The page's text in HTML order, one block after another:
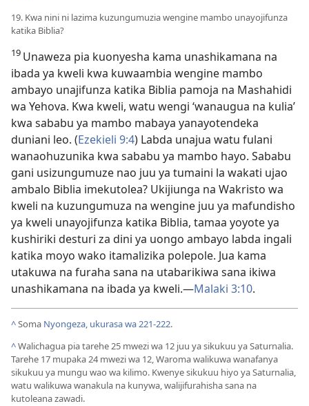
19. Kwa nini ni lazima kuzungumuzia wengine mambo unayojifunza
katika Biblia?
19 Unaweza pia kuonyesha kama unashikamana na
ibada ya kweli kwa kuwaambia wengine mambo
ambayo unajifunza katika Biblia pamoja na Mashahidi
wa Yehova. Kwa kweli, watu wengi ‘wanaugua na kulia’
kwa sababu ya mambo mabaya yanayotendeka
duniani leo. (Ezekieli 9:4) Labda unajua watu fulani
wanaohuzunika kwa sababu ya mambo hayo. Sababu
gani usizungumuze nao juu ya tumaini la wakati ujao
ambalo Biblia imekutolea? Ukijiunga na Wakristo wa
kweli na kuzungumuza na wengine juu ya mafundisho
ya kweli unayojifunza katika Biblia, tamaa yoyote ya
kushiriki desturi za dini ya uongo ambayo labda ingali
katika moyo wako itamalizika polepole. Jua kama
utakuwa na furaha sana na utabarikiwa sana ikiwa
unashikamana na ibada ya kweli.​—Malaki 3:10.
^Soma Nyongeza, ukurasa wa 221-222.
^Walichagua pia tarehe 25 mwezi wa 12 juu ya sikukuu ya Saturnalia.
Tarehe 17 mupaka 24 mwezi wa 12, Waroma walikuwa wanafanya
sikukuu ya mungu wao wa kilimo. Kwenye sikukuu hiyo ya Saturnalia,
watu walikuwa wanakula na kunywa, walijifurahisha sana na
kutoleana zawadi.